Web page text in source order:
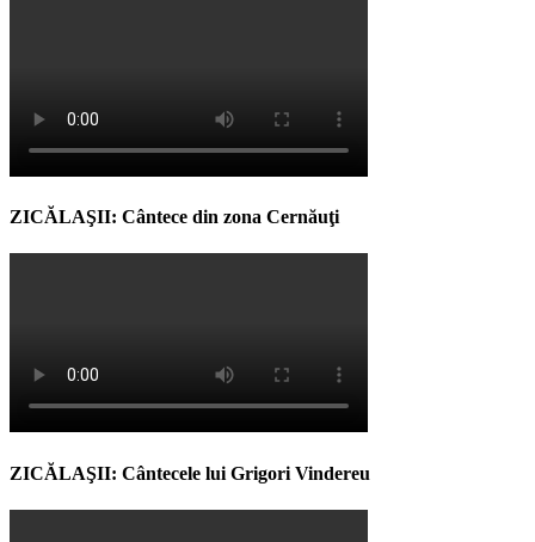
ZICĂLAŞII: Cântece din zona Cernăuţi
ZICĂLAŞII: Cântecele lui Grigori Vindereu